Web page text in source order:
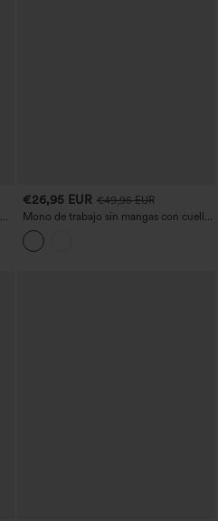
€26,95 EUR €49,95 EUR
Mono de trabajo sin mangas con cuello
alto corto, cremallera, pernera ancha y
bolsillos.